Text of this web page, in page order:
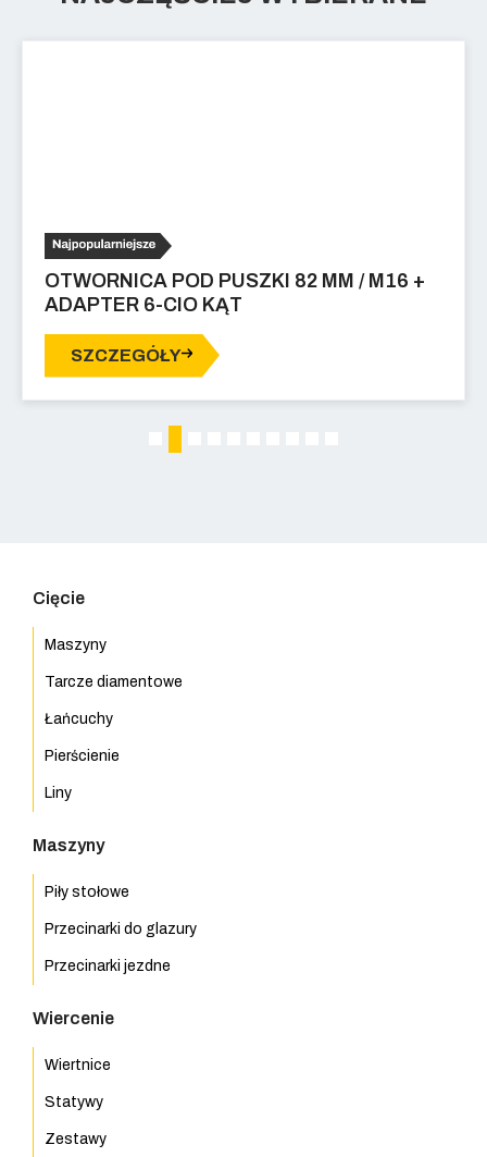
OTWORNICA POD PUSZKI 82 MM / M16 +
ADAPTER 6-CIO KĄT
SZCZEGÓŁY
Cięcie
Maszyny
Tarcze diamentowe
Łańcuchy
Pierścienie
Liny
Maszyny
Piły stołowe
Przecinarki do glazury
Przecinarki jezdne
Wiercenie
Wiertnice
Statywy
Zestawy